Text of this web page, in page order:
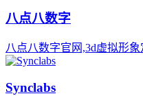
八点八数字
八点八数字官网,3d虚拟形
Synclabs